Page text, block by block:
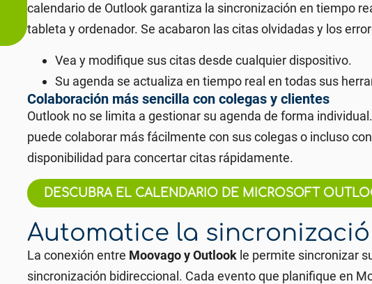
calendario de Outlook garantiza la sincronización en tiempo
tableta y ordenador. Se acabaron las citas olvidadas y los
Vea y modifique sus citas desde cualquier dispositivo.
Su agenda se actualiza en tiempo real en todas sus
Colaboración más sencilla con colegas y clientes
Outlook no se limita a gestionar su agenda de forma
puede colaborar más fácilmente con sus colegas o incluso
disponibilidad para concertar citas rápidamente.
DESCUBRA EL CALENDARIO DE MICROSOFT
Automatice la
La conexión entre Moovago y Outlookle permite sincronizar
sincronización bidireccional. Cada evento que planifique en